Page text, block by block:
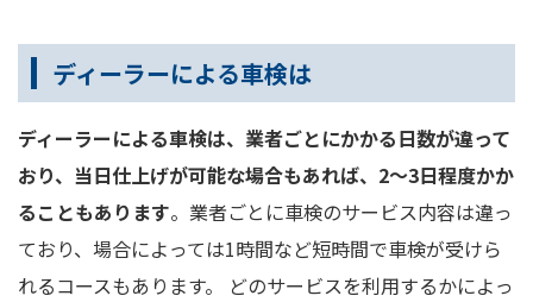
ディーラーによる車検は
ディーラーによる車検は、業者ごとにかかる日数が違って
おり、当日仕上げが可能な場合もあれば、2～3日程度かか
ることもあります。業者ごとに車検のサービス内容は違っ
ており、場合によっては1時間など短時間で車検が受けら
れるコースもあります。 どのサービスを利用するかによっ